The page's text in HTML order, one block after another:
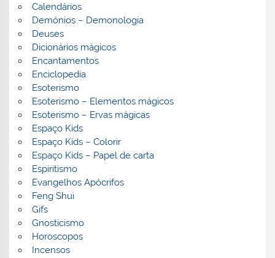
Calendários
Demónios – Demonologia
Deuses
Dicionários mágicos
Encantamentos
Enciclopedia
Esoterismo
Esoterismo – Elementos mágicos
Esoterismo – Ervas mágicas
Espaço Kids
Espaço Kids – Colorir
Espaço Kids – Papel de carta
Espiritismo
Evangelhos Apócrifos
Feng Shui
Gifs
Gnosticismo
Horoscopos
Incensos